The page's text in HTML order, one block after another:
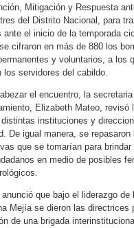
Mitigación y Respuesta
del Distrito Nacional, para
ante el inicio de la temporada
cifraron en más de 880 los
y voluntarios, a los
los servidores del cabildo.
el encuentro, la secretaria
Elizabeth Mateo, revisó
instituciones y
De igual manera, se repasaron
que se tomarían para brindar
en medio de posibles
anunció que bajo el liderazgo de
Mejía se dieron las directrices
de una brigada